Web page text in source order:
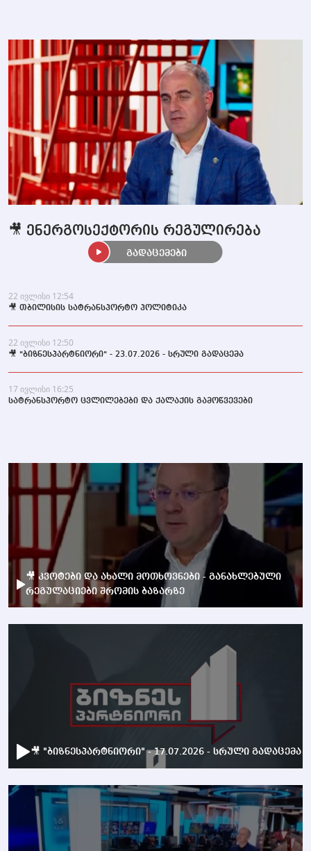
22 ივლისი 12:54
🎥 თბილისის სატრანსპორტო პოლიტიკა
22 ივლისი 12:50
🎥 "ბიზნესპარტნიორი" - 23.07.2026 - სრული გადაცემა
17 ივლისი 16:25
სატრანსპორტო ცვლილებები და ქალაქის გამოწვევები
🎥 ენერგოსექტორის რეგულირება
გადაცემები
🎥 კვოტები და ახალი მოთხოვნები - განახლებული
რეგულაციები შრომის ბაზარზე
🎥 "ბიზნესპარტნიორი" - 17.07.2026 - სრული გადაცემა